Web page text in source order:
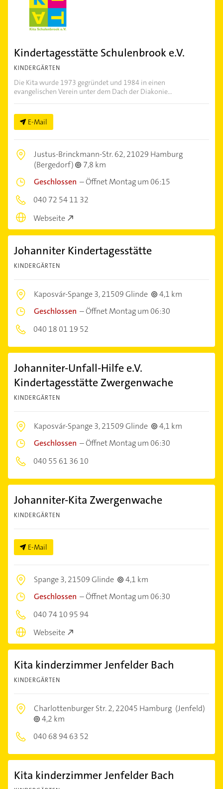
Kindertagesstätte Schulenbrook e.V.
KINDERGÄRTEN
Die Kita wurde 1973 gegründet und 1984 in einen
evangelischen Verein unter dem Dach der Diakonie...
E-Mail
Justus-Brinckmann-Str. 62,21029 Hamburg
(Bergedorf)
7,8 km
Geschlossen –Öffnet Montag um 06:15
040 72 54 11 32
Webseite
Johanniter Kindertagesstätte
KINDERGÄRTEN
Kaposvár-Spange 3,21509 Glinde
4,1 km
Geschlossen –Öffnet Montag um 06:30
040 18 01 19 52
Johanniter-Unfall-Hilfe e.V.
Kindertagesstätte Zwergenwache
KINDERGÄRTEN
Kaposvár-Spange 3,21509 Glinde
4,1 km
Geschlossen –Öffnet Montag um 06:30
040 55 61 36 10
Johanniter-Kita Zwergenwache
KINDERGÄRTEN
E-Mail
Spange 3,21509 Glinde
4,1 km
Geschlossen –Öffnet Montag um 06:30
040 74 10 95 94
Webseite
Kita kinderzimmer Jenfelder Bach
KINDERGÄRTEN
Charlottenburger Str. 2,22045 Hamburg (Jenfeld)
4,2 km
040 68 94 63 52
Kita kinderzimmer Jenfelder Bach